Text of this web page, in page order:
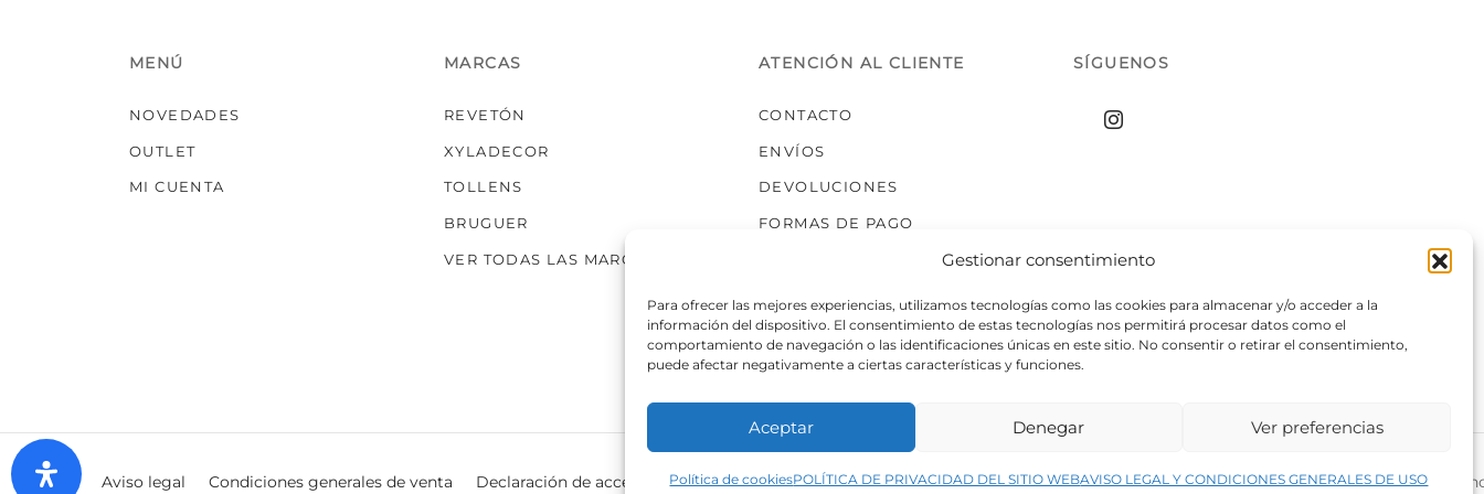
Gestionar consentimiento
Para ofrecer las mejores experiencias, utilizamos tecnologías como las cookies para almacenar y/o acceder a la
información del dispositivo. El consentimiento de estas tecnologías nos permitirá procesar datos como el
comportamiento de navegación o las identificaciones únicas en este sitio. No consentir o retirar el consentimiento,
puede afectar negativamente a ciertas características y funciones.
Aceptar Denegar Ver preferencias
Política de cookiesPOLÍTICA DE PRIVACIDAD DEL SITIO WEBAVISO LEGAL Y CONDICIONES GENERALES DE USO
MENÚ
NOVEDADES
OUTLET
MI CUENTA
MARCAS
REVETÓN
XYLADECOR
TOLLENS
BRUGUER
VER TODAS LAS MARCAS
ATENCIÓN AL CLIENTE
CONTACTO
ENVÍOS
DEVOLUCIONES
FORMAS DE PAGO
SÍGUENOS
Aviso legal Condiciones generales de venta Declaración de accesibilidad Política de cookies Política de privacidad del sitio web ©2026 Decopintur- todos los